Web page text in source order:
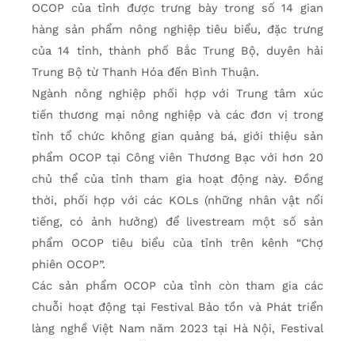
OCOP của tỉnh được trưng bày trong số 14 gian
hàng sản phẩm nông nghiệp tiêu biểu, đặc trưng
của 14 tỉnh, thành phố Bắc Trung Bộ, duyên hải
Trung Bộ từ Thanh Hóa đến Bình Thuận.
Ngành nông nghiệp phối hợp với Trung tâm xúc
tiến thương mại nông nghiệp và các đơn vị trong
tỉnh tổ chức không gian quảng bá, giới thiệu sản
phẩm OCOP tại Công viên Thương Bạc với hơn 20
chủ thể của tỉnh tham gia hoạt động này. Đồng
thời, phối hợp với các KOLs (những nhân vật nổi
tiếng, có ảnh hưởng) để livestream một số sản
phẩm OCOP tiêu biểu của tỉnh trên kênh “Chợ
phiên OCOP”.
Các sản phẩm OCOP của tỉnh còn tham gia các
chuỗi hoạt động tại Festival Bảo tồn và Phát triển
làng nghề Việt Nam năm 2023 tại Hà Nội, Festival